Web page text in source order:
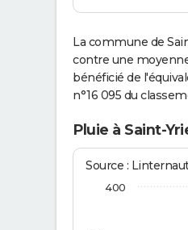
La commune de
contre une
bénéficié de
n°16 095 du
Pluie à Saint-
Source :
400